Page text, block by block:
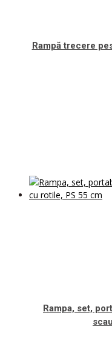
Rampă trecere
Rampa, set,